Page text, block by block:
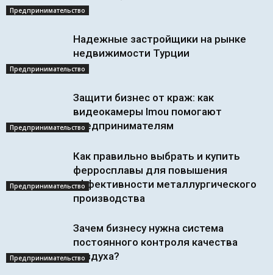
Предпринимательство
Предпринимательство
Надежные застройщики на рынке
недвижимости Турции
Предпринимательство
Защити бизнес от краж: как
видеокамеры Imou помогают
предпринимателям
Предпринимательство
Как правильно выбрать и купить
ферросплавы для повышения
эффективности металлургического
производства
Предпринимательство
Зачем бизнесу нужна система
постоянного контроля качества
воздуха?